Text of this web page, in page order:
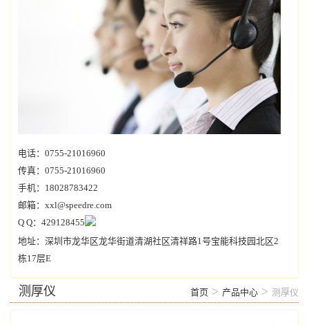
电话：0755-21016960
传真：0755-21016960
手机：18028783422
邮箱：xxl@speedre.com
Q Q：429128455
地址：深圳市龙华区龙华街道清湖社区清祥路1号宝能科技园北区2
栋17层E
测厚仪 首页 > 产品中心 > 测厚仪